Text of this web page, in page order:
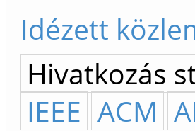
Idézett
Hivatkozás
IEEE ACM